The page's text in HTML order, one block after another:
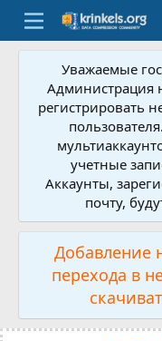
Уважаемые
Администрация
регистрировать
учетные
Аккаунты,
почту,
Добавление
перехода в